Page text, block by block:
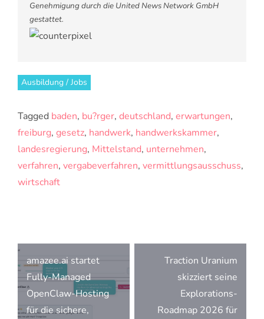
Genehmigung durch die United News Network GmbH
gestattet.
Ausbildung / Jobs
Tagged baden, bu?rger, deutschland, erwartungen,
freiburg, gesetz, handwerk, handwerkskammer,
landesregierung, Mittelstand, unternehmen,
verfahren, vergabeverfahren, vermittlungsausschuss,
wirtschaft
Beitragsnavigation
amazee.ai startet
Fully-Managed
OpenClaw-Hosting
für die sichere,
Traction Uranium
skizziert seine
Explorations-
Roadmap 2026 für